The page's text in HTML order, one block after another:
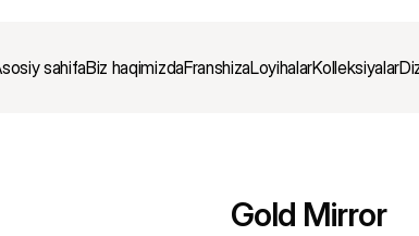
Gold Mirror
sahifaBiz haqimizdaFranshizaLoyihalarKolleksiyalar